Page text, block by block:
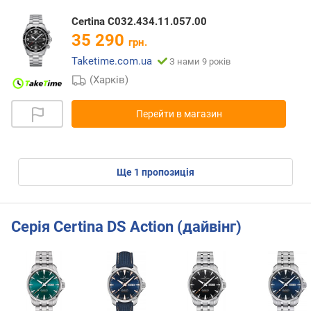
Certina C032.434.11.057.00
35 290 грн.
Taketime.com.ua
З нами 9 років
(Харків)
Перейти в магазин
ще 1 пропозиція
Серія Certina DS Action (дайвінг)